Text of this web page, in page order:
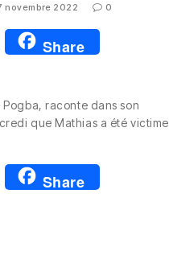
novembre 2022 0
e
Share
raconte dans son
que Mathias a été victime
e
Share